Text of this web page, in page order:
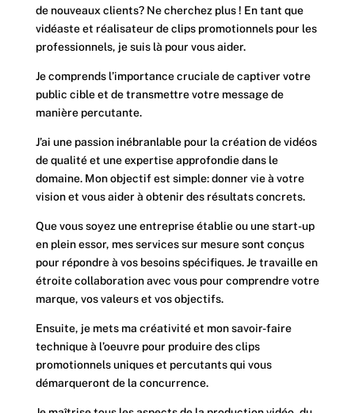
de nouveaux clients? Ne cherchez plus ! En tant que
vidéaste et réalisateur de clips promotionnels pour les
professionnels, je suis là pour vous aider.
Je comprends l’importance cruciale de captiver votre
public cible et de transmettre votre message de
manière percutante.
J’ai une passion inébranlable pour la création de vidéos
de qualité et une expertise approfondie dans le
domaine. Mon objectif est simple: donner vie à votre
vision et vous aider à obtenir des résultats concrets.
Que vous soyez une entreprise établie ou une start-up
en plein essor, mes services sur mesure sont conçus
pour répondre à vos besoins spécifiques. Je travaille en
étroite collaboration avec vous pour comprendre votre
marque, vos valeurs et vos objectifs.
Ensuite, je mets ma créativité et mon savoir-faire
technique à l’oeuvre pour produire des clips
promotionnels uniques et percutants qui vous
démarqueront de la concurrence.